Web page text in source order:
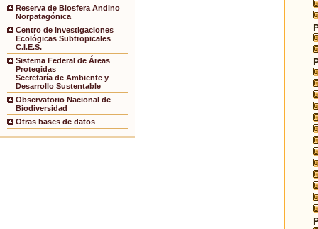
Reserva de Biosfera Andino
Norpatagónica
Centro de Investigaciones
Ecológicas Subtropicales
C.I.E.S.
Sistema Federal de Áreas
Protegidas
Secretaría de Ambiente y
Desarrollo Sustentable
Observatorio Nacional de
Biodiversidad
Otras bases de datos